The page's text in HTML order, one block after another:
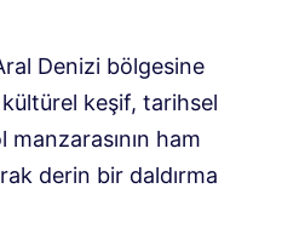
Denizi bölgesine
keşif, tarihsel
ham
derin bir daldırma